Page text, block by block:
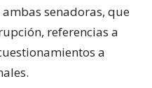
senadoras, que
referencias a
a